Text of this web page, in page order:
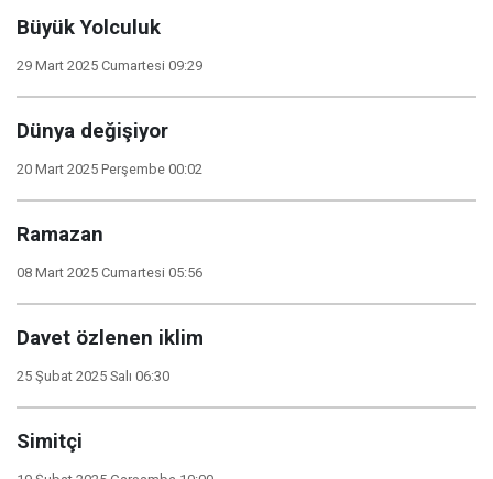
Büyük Yolculuk
29 Mart 2025 Cumartesi 09:29
Dünya değişiyor
20 Mart 2025 Perşembe 00:02
Ramazan
08 Mart 2025 Cumartesi 05:56
Davet özlenen iklim
25 Şubat 2025 Salı 06:30
Simitçi